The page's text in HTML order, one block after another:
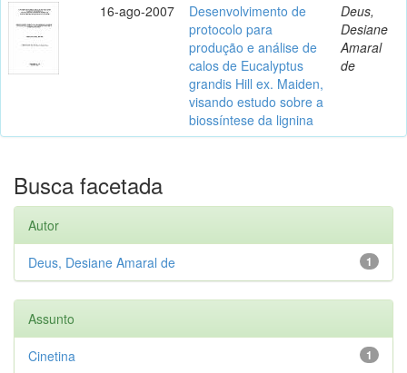
16-ago-2007
Desenvolvimento de
protocolo para
produção e análise de
calos de Eucalyptus
grandis Hill ex. Maiden,
visando estudo sobre a
biossíntese da lignina
Deus,
Desiane
Amaral
de
Busca facetada
Autor
1
Deus, Desiane Amaral de
Assunto
1
Cinetina